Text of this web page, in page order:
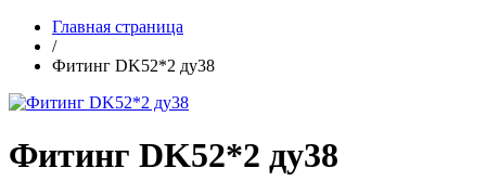
Главная страница
/
Фитинг DK52*2 ду38
Фитинг DK52*2 ду38